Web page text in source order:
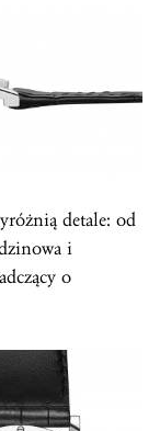
detale: od
i
o